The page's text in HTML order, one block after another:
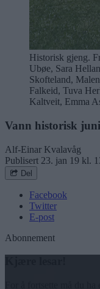
Historisk gjeng.
Ubøe, Sara
Skofteland,
Falkeid, Tuva
Kaltveit, Emma
Vann historisk
Alf-Einar Kvalavåg
Publisert 23. jan 19 kl.
Del
Facebook
Twitter
E-post
Abonnement